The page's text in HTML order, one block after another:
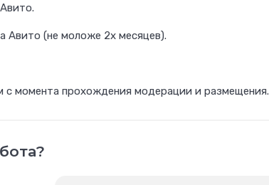
Авито (не моложе 2х месяцев).
с момента прохождения модерации и размещения.